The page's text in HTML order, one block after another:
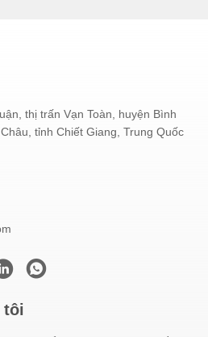
thị trấn Vạn Toàn, huyện Bình
tỉnh Chiết Giang, Trung Quốc
tôi